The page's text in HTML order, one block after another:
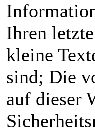
Ihren
kleine
sind; Die
auf dieser